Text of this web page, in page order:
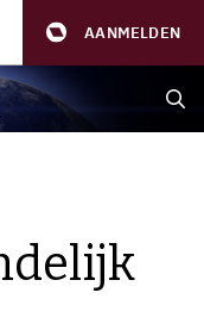
AANMELDEN